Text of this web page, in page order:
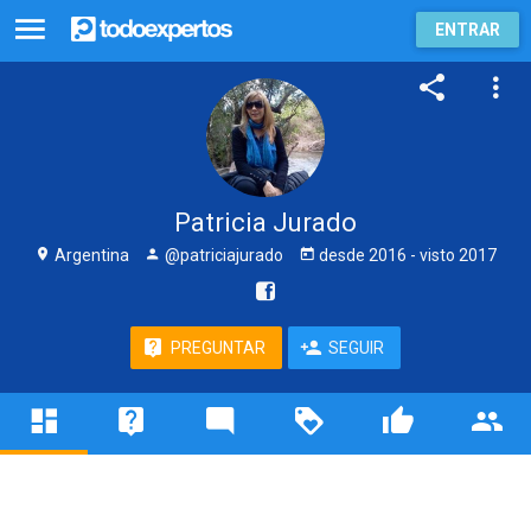
ENTRAR
Patricia Jurado
Argentina @patriciajurado desde 2016 - visto 2017
PREGUNTAR SEGUIR